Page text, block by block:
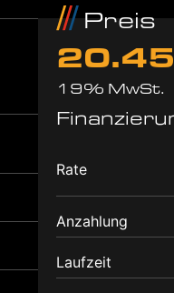
Preis
19% MwSt.
Rate
Anzahlung
Laufzeit